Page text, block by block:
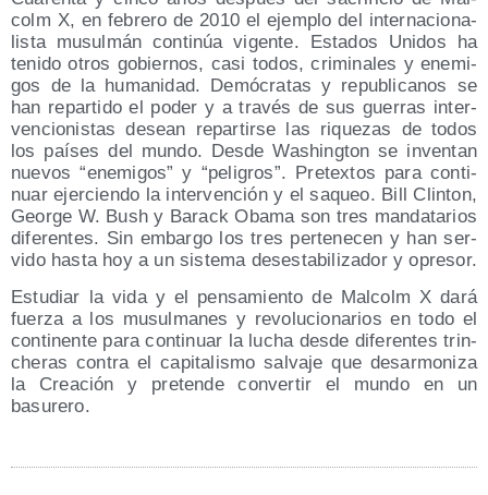
colm X, en febre­ro de 2010 el ejem­plo del inter­na­cio­na­
lis­ta musul­mán con­ti­núa vigen­te. Esta­dos Uni­dos ha
teni­do otros gobier­nos, casi todos, cri­mi­na­les y enemi­
gos de la huma­ni­dad. Demó­cra­tas y repu­bli­ca­nos se
han repar­ti­do el poder y a tra­vés de sus gue­rras inter­
ven­cio­nis­tas desean repar­tir­se las rique­zas de todos
los paí­ses del mun­do. Des­de Washing­ton se inven­tan
nue­vos “enemi­gos” y “peli­gros”. Pre­tex­tos para con­ti­
nuar ejer­cien­do la inter­ven­ción y el saqueo. Bill Clin­ton,
Geor­ge W. Bush y Barack Oba­ma son tres man­da­ta­rios
dife­ren­tes. Sin embar­go los tres per­te­ne­cen y han ser­
vi­do has­ta hoy a un sis­te­ma des­es­ta­bi­li­za­dor y opresor.
Estu­diar la vida y el pen­sa­mien­to de Mal­colm X dará
fuer­za a los musul­ma­nes y revo­lu­cio­na­rios en todo el
con­ti­nen­te para con­ti­nuar la lucha des­de dife­ren­tes trin­
che­ras con­tra el capi­ta­lis­mo sal­va­je que des­ar­mo­ni­za
la Crea­ción y pre­ten­de con­ver­tir el mun­do en un
basurero.